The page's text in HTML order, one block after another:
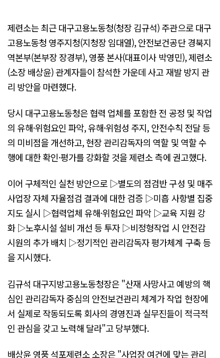
제련소는 최근 대구고용노동청(청장 김규석) 주관으로 대구
고용노동청 영주지청(지청장 임대열), 안전보건공단 경북지
역본부(본부장 장경부), 영풍 본사(대표이사 박영민), 제련소
(소장 배상윤) 관계자들이 참석한 가운데 사고 재발 방지 관
리 방안을 마련했다.
당시 대구고용노동청은 협력 업체를 포함한 전 공정 및 작업
의 유해·위험요인 파악, 유해·위험성 주지, 안전수칙 전달 등
의 미비점을 개선하고, 현장 관리감독자의 역할 및 역할 수
행에 대한 확인·평가를 강화할 것을 제련소 측에 권고했다.
이어 구체적인 실천 방안으로 ▷별도의 점검반 구성 및 매주
사업장 자체 자율점검 결과에 대한 검증 ▷미흡 사항별 집중
지도 실시 ▷협력업체 유해·위험요인 파악 ▷교육 지원 강
화 ▷노후시설 설비 개선 등 투자 ▷비정형작업 시 안전감
시원의 추가 배치 ▷정기적인 관리감독자 평가체계 구축 등
을 지시했다.
김규석 대구지방고용노동청장은 "산재 사망사고 예방의 핵
심인 관리감독자 중심의 안전보건관리 체계가 작업 현장에
서 실제로 작동되도록 회사의 경영진과 실무진들이 적극적
인 관심을 갖고 노력해 달라"고 당부했다.
배상윤 영풍 석포제련소 소장은 "사업장 여건에 맞는 관리